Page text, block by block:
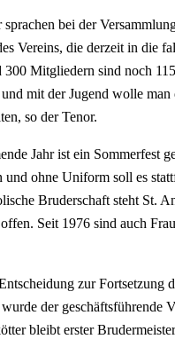
bei der
Vereins, die derzeit in die
300 Mitgliedern sind noch
mit der Jugend wolle
so der Tenor.
Jahr ist ein Sommerfest
und ohne Uniform soll es
Bruderschaft steht St.
Seit 1976 sind auch
zur Fortsetzung
der geschäftsführende
bleibt erster